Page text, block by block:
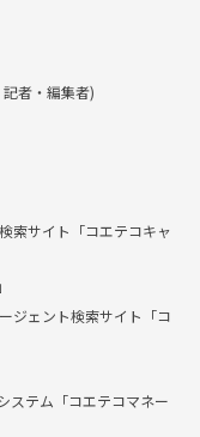
者・編集者)
索サイト「コエテコキャ
ジェント検索サイト「コ
ステム「コエテコマネー